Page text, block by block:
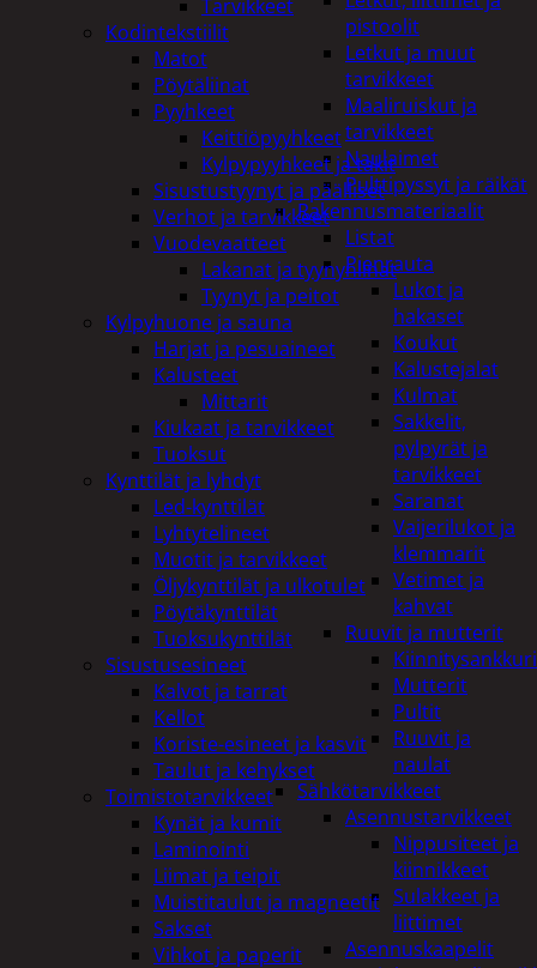
pistoolit
Letkut ja muut
tarvikkeet
Maaliruiskut ja
tarvikkeet
Naulaimet
Pulttipyssyt ja räikät
Rakennusmateriaalit
Listat
Pienrauta
Lukot ja
hakaset
Koukut
Kalustejalat
Kulmat
Sakkelit,
pylpyrät ja
tarvikkeet
Saranat
Vaijerilukot ja
klemmarit
Vetimet ja
kahvat
Ruuvit ja mutterit
Mutterit
Pultit
Ruuvit ja
naulat
Sähkötarvikkeet
Asennustarvikkeet
Nippusiteet ja
kiinnikkeet
Sulakkeet ja
liittimet
Asennuskaapelit
Tarvikkeet
Kodintekstiilit
Matot
Pöytäliinat
Pyyhkeet
Keittiöpyyhkeet
Kylpypyyhkeet ja takit
Sisustustyynyt ja päälliset
Verhot ja tarvikkeet
Vuodevaatteet
Lakanat ja tyynynlinat
Tyynyt ja peitot
Kylpyhuone ja sauna
Harjat ja pesuaineet
Kalusteet
Mittarit
Kiukaat ja tarvikkeet
Tuoksut
Kynttilät ja lyhdyt
Led-kynttilät
Lyhtytelineet
Muotit ja tarvikkeet
Öljykynttilät ja ulkotulet
Pöytäkynttilät
Tuoksukynttilät
Sisustusesineet
Kalvot ja tarrat
Kellot
Koriste-esineet ja kasvit
Taulut ja kehykset
Toimistotarvikkeet
Kynät ja kumit
Laminointi
Liimat ja teipit
Muistitaulut ja magneetit
Sakset
Vihkot ja paperit